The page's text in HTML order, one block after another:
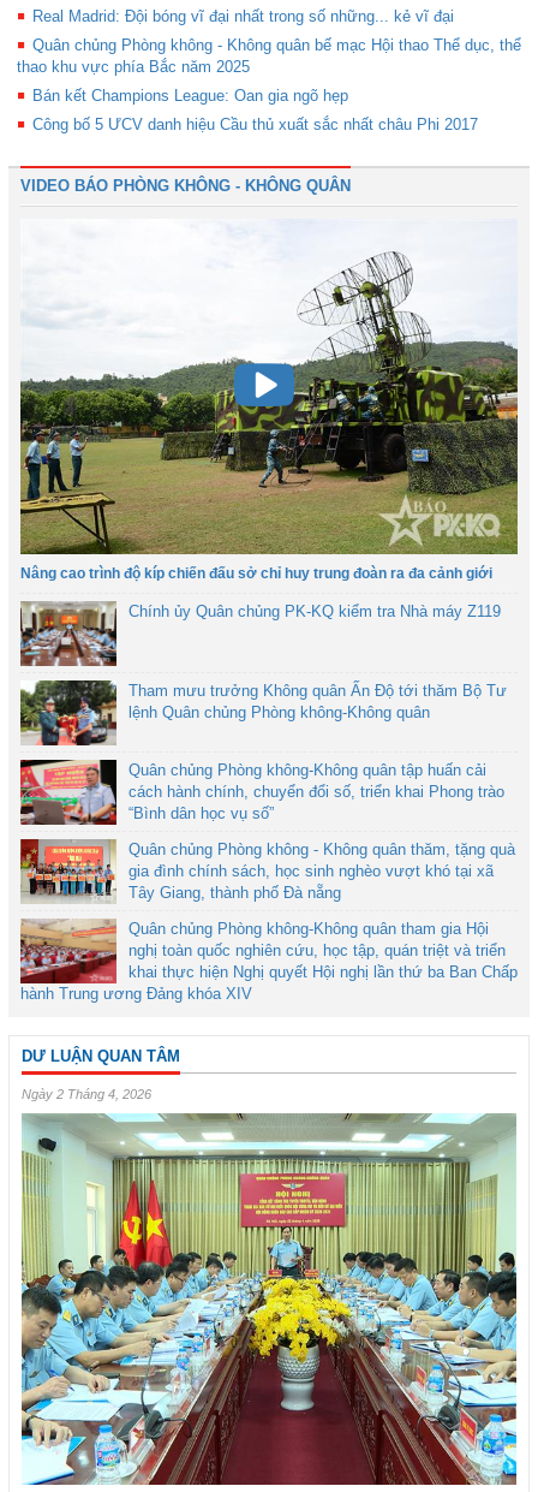
Real Madrid: Đội bóng vĩ đại nhất trong số những... kẻ vĩ đại
Quân chủng Phòng không - Không quân bế mạc Hội thao Thể dục, thể
thao khu vực phía Bắc năm 2025
Bán kết Champions League: Oan gia ngõ hẹp
Công bố 5 ƯCV danh hiệu Cầu thủ xuất sắc nhất châu Phi 2017
VIDEO BÁO PHÒNG KHÔNG - KHÔNG QUÂN
Nâng cao trình độ kíp chiến đấu sở chỉ huy trung đoàn ra đa cảnh giới
Chính ủy Quân chủng PK-KQ kiểm tra Nhà máy Z119
Tham mưu trưởng Không quân Ấn Độ tới thăm Bộ Tư
lệnh Quân chủng Phòng không-Không quân
Quân chủng Phòng không-Không quân tập huấn cải
cách hành chính, chuyển đổi số, triển khai Phong trào
“Bình dân học vụ số”
Quân chủng Phòng không - Không quân thăm, tặng quà
gia đình chính sách, học sinh nghèo vượt khó tại xã
Tây Giang, thành phố Đà nẵng
Quân chủng Phòng không-Không quân tham gia Hội
nghị toàn quốc nghiên cứu, học tập, quán triệt và triển
khai thực hiện Nghị quyết Hội nghị lần thứ ba Ban Chấp
hành Trung ương Đảng khóa XIV
DƯ LUẬN QUAN TÂM
Ngày 2 Tháng 4, 2026